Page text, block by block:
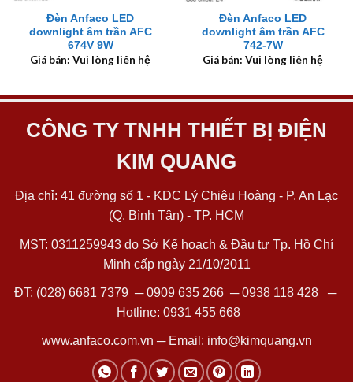
Đèn Anfaco LED
downlight âm trần AFC
674V 9W
Giá bán: Vui lòng liên hệ
Đèn Anfaco LED
downlight âm trần AFC
742-7W
Giá bán: Vui lòng liên hệ
CÔNG TY TNHH THIẾT BỊ ĐIỆN
KIM QUANG
Địa chỉ: 41 đường số 1 - KDC Lý Chiêu Hoàng - P. An Lạc
(Q. Bình Tân) - TP. HCM
MST: 0311259943 do Sở Kế hoạch & Đầu tư Tp. Hồ Chí
Minh cấp ngày 21/10/2011
ĐT: (028) 6681 7379 ─0909 635 266─0938 118 428─
Hotline: 0931 455 668
www.anfaco.com.vn ─ Email: info@kimquang.vn